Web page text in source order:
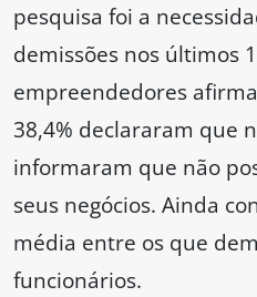
pesquisa foi a
demissões nos últimos
empreendedores
38,4% declararam que
informaram que não
seus negócios. Ainda
média entre os que
funcionários.